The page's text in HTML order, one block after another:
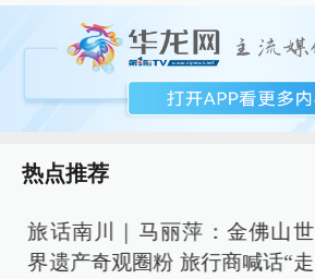
热点推荐
旅话南川｜马丽萍：金佛山世
界遗产奇观圈粉 旅行商喊话“走